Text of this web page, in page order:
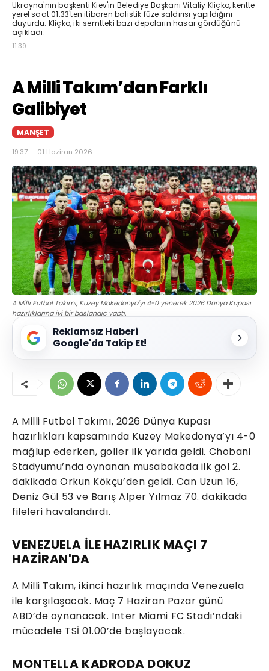
Ukrayna'nın başkenti Kiev'in Belediye Başkanı Vitaliy Kliçko, kentte
yerel saat 01.33'ten itibaren balistik füze saldırısı yapıldığını
duyurdu. Kliçko, iki semtteki bazı depoların hasar gördüğünü
açıkladı.
11:39